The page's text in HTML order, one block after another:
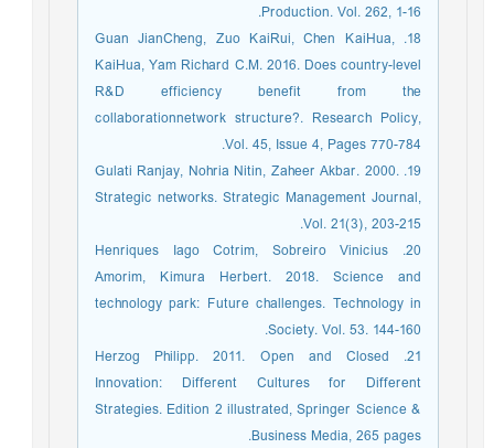
Production. Vol. 262, 1-16.
18. Guan JianCheng, Zuo KaiRui, Chen KaiHua,
KaiHua, Yam Richard C.M. 2016. Does country-level
R&D efficiency benefit from the
collaborationnetwork structure?. Research Policy,
Vol. 45, Issue 4, Pages 770-784.
19. Gulati Ranjay, Nohria Nitin, Zaheer Akbar. 2000.
Strategic networks. Strategic Management Journal,
Vol. 21(3), 203-215.
20. Henriques Iago Cotrim, Sobreiro Vinicius
Amorim, Kimura Herbert. 2018. Science and
technology park: Future challenges. Technology in
Society. Vol. 53. 144-160.
21. Herzog Philipp. 2011. Open and Closed
Innovation: Different Cultures for Different
Strategies. Edition 2 illustrated, Springer Science &
Business Media, 265 pages.